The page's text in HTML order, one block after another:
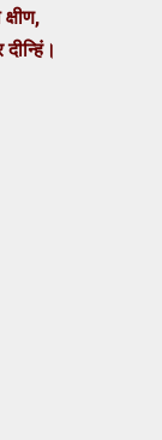
क्षीण,
दीन्हिं।